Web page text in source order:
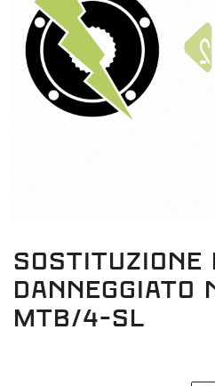
Sostituzione
danneggiato
MTB/4-SL